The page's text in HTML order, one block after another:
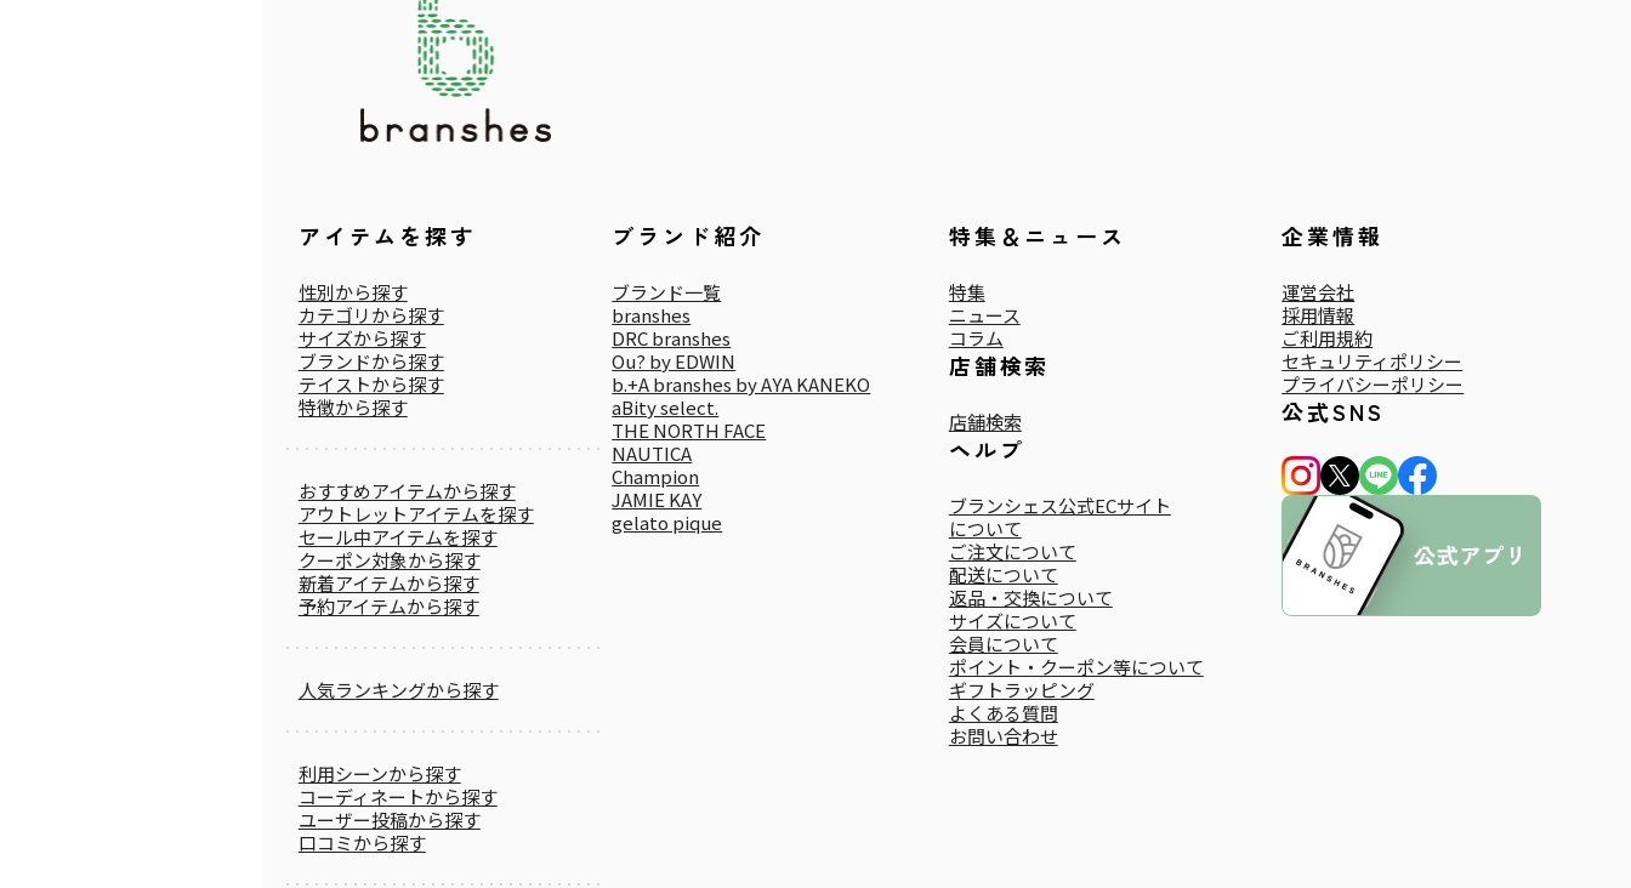
アイテムを探す
性別から探す
カテゴリから探す
サイズから探す
ブランドから探す
テイストから探す
特徴から探す
おすすめアイテムから探す
アウトレットアイテムを探す
セール中アイテムを探す
クーポン対象から探す
新着アイテムから探す
予約アイテムから探す
人気ランキングから探す
利用シーンから探す
コーディネートから探す
ユーザー投稿から探す
口コミから探す
ブランド紹介
ブランド一覧
branshes
DRC branshes
Ou? by EDWIN
b.+A branshes by AYA KANEKO
aBity select.
THE NORTH FACE
NAUTICA
Champion
JAMIE KAY
gelato pique
特集＆ニュース
特集
ニュース
コラム
店舗検索
店舗検索
ヘルプ
ブランシェス公式ECサイト
について
ご注文について
配送について
返品・交換について
サイズについて
会員について
ポイント・クーポン等について
ギフトラッピング
よくある質問
お問い合わせ
企業情報
運営会社
採用情報
ご利用規約
セキュリティポリシー
プライバシーポリシー
公式SNS